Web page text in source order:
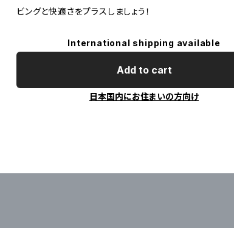
ビングと快適さをプラスしましょう！
International shipping available
Add to cart
日本国内にお住まいの方向け